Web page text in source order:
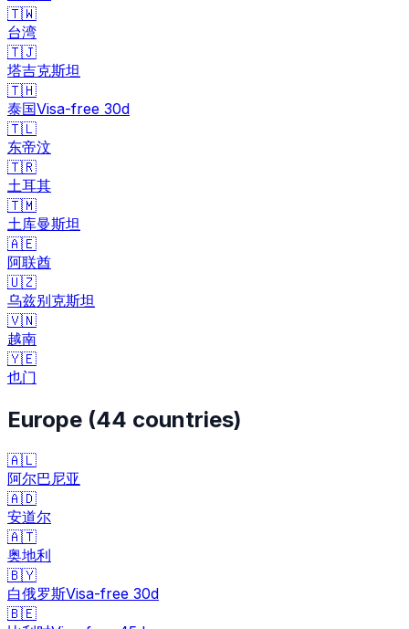
🇹🇼
台湾
🇹🇯
塔吉克斯坦
🇹🇭
泰国Visa-free 30d
🇹🇱
东帝汶
🇹🇷
土耳其
🇹🇲
土库曼斯坦
🇦🇪
阿联酋
🇺🇿
乌兹别克斯坦
🇻🇳
越南
🇾🇪
也门
Europe (44 countries)
🇦🇱
阿尔巴尼亚
🇦🇩
安道尔
🇦🇹
奥地利
🇧🇾
白俄罗斯Visa-free 30d
🇧🇪